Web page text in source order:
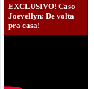
EXCLUSIVO! Caso
Joevellyn: De volta
pra casa!